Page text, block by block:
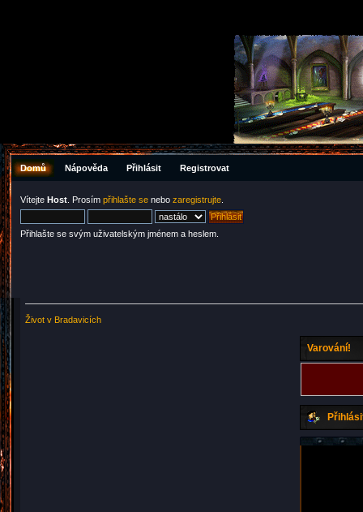
Domů Nápověda Přihlásit Registrovat
Vítejte Host . Prosím přihlašte se nebo zaregistrujte
Přihlašte se svým uživatelským jménem a heslem.
Život v Bradavicích
Varování!